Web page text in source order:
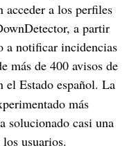
acceder a los perfiles
a partir
a notificar incidencias
más de 400 avisos de
el Estado español. La
más
solucionado casi una
usuarios.